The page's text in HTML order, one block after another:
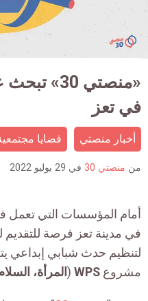
«منصتي
في تعز
أخبار منصتي قضايا
من منصتي 30 في 29 يوليو 2022
أمام المؤسسات التي تعمل
لتنظيم حدث شبابي
مشروع WPS
( المرأة،